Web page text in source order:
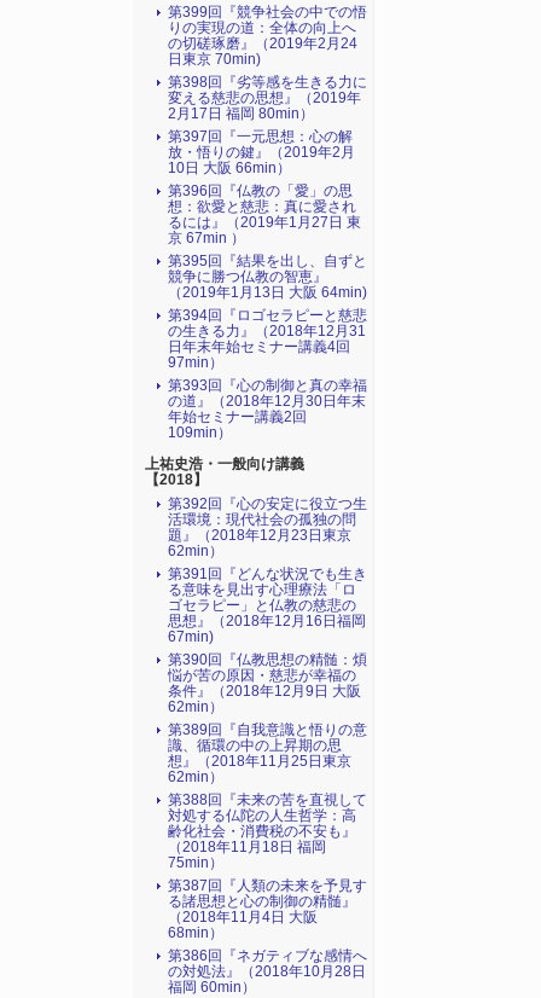
第399回『競争社会の中での悟
りの実現の道：全体の向上へ
の切磋琢磨』（2019年2月24
日東京 70min)
第398回『劣等感を生きる力に
変える慈悲の思想』（2019年
2月17日 福岡 80min）
第397回『一元思想：心の解
放・悟りの鍵』（2019年2月
10日 大阪 66min）
第396回『仏教の「愛」の思
想：欲愛と慈悲：真に愛され
るには』（2019年1月27日 東
京 67min ）
第395回『結果を出し、自ずと
競争に勝つ仏教の智恵』
（2019年1月13日 大阪 64min)
第394回『ロゴセラピーと慈悲
の生きる力』（2018年12月31
日年末年始セミナー講義4回
97min）
第393回『心の制御と真の幸福
の道』（2018年12月30日年末
年始セミナー講義2回
109min）
上祐史浩・一般向け講義
【2018】
第392回『心の安定に役立つ生
活環境：現代社会の孤独の問
題』（2018年12月23日東京
62min）
第391回『どんな状況でも生き
る意味を見出す心理療法「ロ
ゴセラピー」と仏教の慈悲の
思想』（2018年12月16日福岡
67min)
第390回『仏教思想の精髄：煩
悩が苦の原因・慈悲が幸福の
条件』（2018年12月9日 大阪
62min）
第389回『自我意識と悟りの意
識、循環の中の上昇期の思
想』（2018年11月25日東京
62min）
第388回『未来の苦を直視して
対処する仏陀の人生哲学：高
齢化社会・消費税の不安も』
（2018年11月18日 福岡
75min）
第387回『人類の未来を予見す
る諸思想と心の制御の精髄』
（2018年11月4日 大阪
68min）
第386回『ネガティブな感情へ
の対処法』（2018年10月28日
福岡 60min）